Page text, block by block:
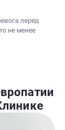
перед
не менее